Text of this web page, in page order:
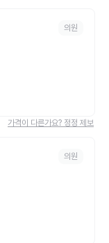
의원
가격이 다른가요? 정정 제보
의원